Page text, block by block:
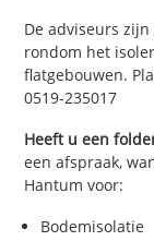
De adviseurs
rondom het
flatgebouwen.
0519-235017
Heeft u een
een afspraak,
Hantum voor:
Bodemisolatie